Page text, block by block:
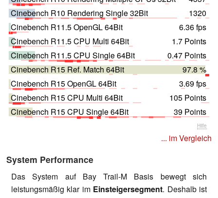
Cinebench R10 Rendering Single 32Bit
1320
Cinebench R11.5 OpenGL 64Bit
6.36 fps
Cinebench R11.5 CPU Multi 64Bit
1.7 Points
Cinebench R11.5 CPU Single 64Bit
0.47 Points
Cinebench R15 Ref. Match 64Bit
97.8 %
Cinebench R15 OpenGL 64Bit
3.69 fps
Cinebench R15 CPU Multi 64Bit
105 Points
Cinebench R15 CPU Single 64Bit
39 Points
Hilfe
... im Vergleich
System Performance
Das System auf Bay Trail-M Basis bewegt sich
leistungsmäßig klar im Einsteigersegment. Deshalb ist